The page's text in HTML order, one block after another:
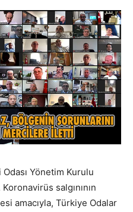
Yönetim Kurulu
salgınının
amacıyla, Türkiye Odalar